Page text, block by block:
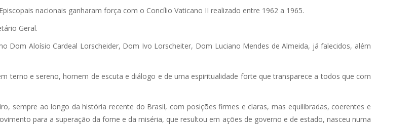
nacionais ganharam força com o Concílio Vaticano II realizado entre 1962 a 1965.
Geral.
Dom Aloísio Cardeal Lorscheider, Dom Ivo Lorscheiter, Dom Luciano Mendes de Almeida, já falecidos, além
terno e sereno, homem de escuta e diálogo e de uma espiritualidade forte que transparece a todos que com
sempre ao longo da história recente do Brasil, com posições firmes e claras, mas equilibradas, coerentes e
para a superação da fome e da miséria, que resultou em ações de governo e de estado, nasceu numa